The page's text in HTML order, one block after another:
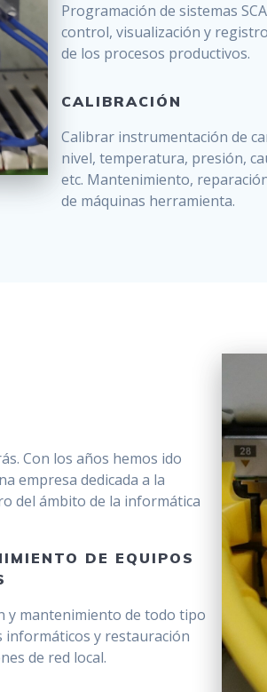
Programación de sistemas
control, visualización y
de los procesos productivos.
CALIBRACIÓN
Calibrar instrumentación de
nivel, temperatura, presión,
etc. Mantenimiento,
de máquinas herramienta.
Con los años hemos ido
empresa dedicada a la
del ámbito de la informática
DE EQUIPOS
y mantenimiento de todo tipo
informáticos y restauración
de red local.